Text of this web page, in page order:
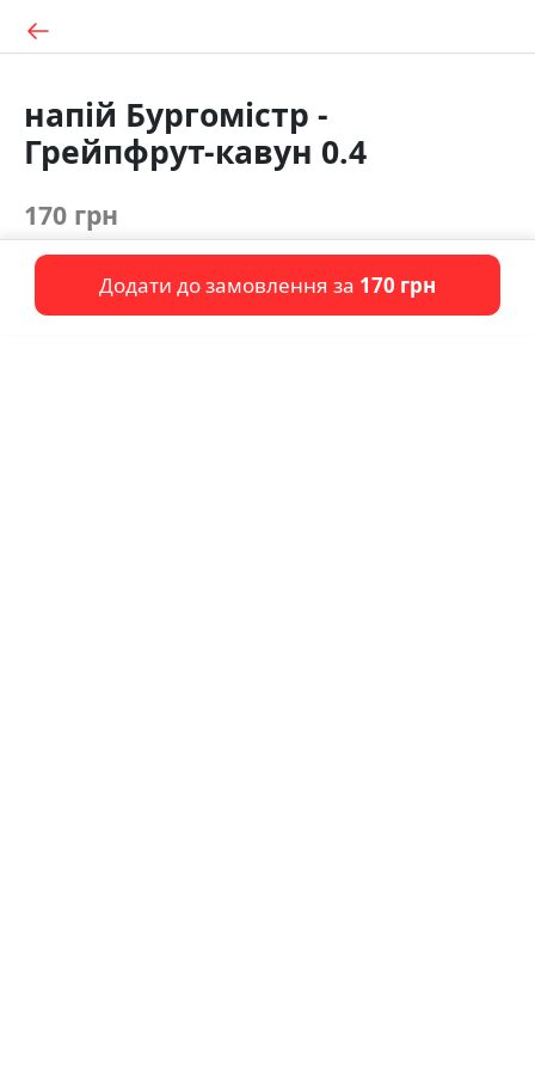
напій Бургомістр -
Грейпфрут-кавун 0.4
170 грн
Додати до замовлення за 170 грн